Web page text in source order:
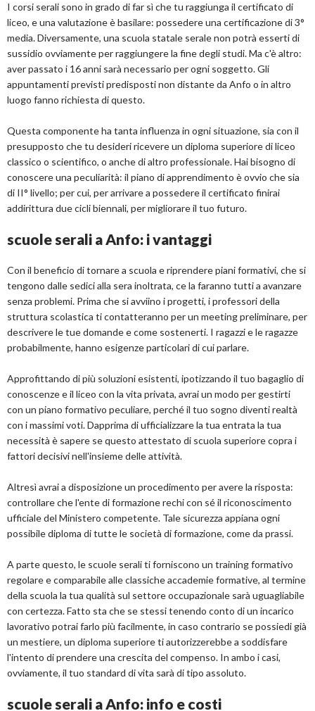
I corsi serali sono in grado di far sì che tu raggiunga il certificato di
liceo, e una valutazione è basilare: possedere una certificazione di 3°
media. Diversamente, una scuola statale serale non potrà esserti di
sussidio ovviamente per raggiungere la fine degli studi. Ma c'è altro:
aver passato i 16 anni sarà necessario per ogni soggetto. Gli
appuntamenti previsti predisposti non distante da Anfo o in altro
luogo fanno richiesta di questo.
Questa componente ha tanta influenza in ogni situazione, sia con il
presupposto che tu desideri ricevere un diploma superiore di liceo
classico o scientifico, o anche di altro professionale. Hai bisogno di
conoscere una peculiarità: il piano di apprendimento è ovvio che sia
di II° livello; per cui, per arrivare a possedere il certificato finirai
addirittura due cicli biennali, per migliorare il tuo futuro.
scuole serali a Anfo: i vantaggi
Con il beneficio di tornare a scuola e riprendere piani formativi, che si
tengono dalle sedici alla sera inoltrata, ce la faranno tutti a avanzare
senza problemi. Prima che si avviino i progetti, i professori della
struttura scolastica ti contatteranno per un meeting preliminare, per
descrivere le tue domande e come sostenerti. I ragazzi e le ragazze
probabilmente, hanno esigenze particolari di cui parlare.
Approfittando di più soluzioni esistenti, ipotizzando il tuo bagaglio di
conoscenze e il liceo con la vita privata, avrai un modo per gestirti
con un piano formativo peculiare, perché il tuo sogno diventi realtà
con i massimi voti. Dapprima di ufficializzare la tua entrata la tua
necessità è sapere se questo attestato di scuola superiore copra i
fattori decisivi nell'insieme delle attività.
Altresì avrai a disposizione un procedimento per avere la risposta:
controllare che l'ente di formazione rechi con sé il riconoscimento
ufficiale del Ministero competente. Tale sicurezza appiana ogni
possibile diploma di tutte le società di formazione, come da prassi.
A parte questo, le scuole serali ti forniscono un training formativo
regolare e comparabile alle classiche accademie formative, al termine
della scuola la tua qualità sul settore occupazionale sarà uguagliabile
con certezza. Fatto sta che se stessi tenendo conto di un incarico
lavorativo potrai farlo più facilmente, in caso contrario se possiedi già
un mestiere, un diploma superiore ti autorizzerebbe a soddisfare
l'intento di prendere una crescita del compenso. In ambo i casi,
ovviamente, il tuo standard di vita sarà di tipo assoluto.
scuole serali a Anfo: info e costi